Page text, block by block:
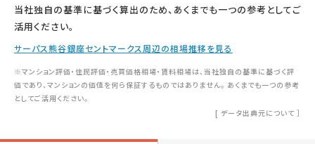
当社独自の基準に基づく算出のため、あくまでも一つの参考としてご
活用ください。
サーパス熊谷銀座セントマークス周辺の相場推移を見る
※マンション評価・住民評価・売買価格相場・賃料相場は、当社独自の基準に基づく評
価であり、マンションの価値を何ら保証するものではありません。 あくまでも一つの参考
としてご活用ください。
[ データ出典元について ］